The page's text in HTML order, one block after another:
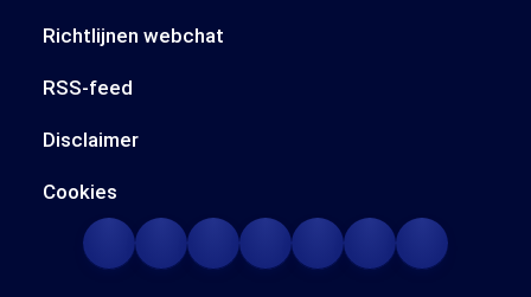
Richtlijnen webchat
RSS-feed
Disclaimer
Cookies